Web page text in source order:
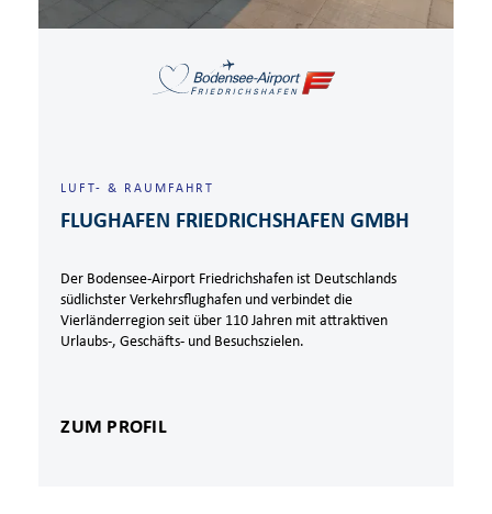
LUFT- & RAUMFAHRT
FLUGHAFEN FRIEDRICHSHAFEN GMBH
Der Bodensee-Airport Friedrichshafen ist Deutschlands
südlichster Verkehrsflughafen und verbindet die
Vierländerregion seit über 110 Jahren mit attraktiven
Urlaubs-, Geschäfts- und Besuchszielen.
ZUM PROFIL